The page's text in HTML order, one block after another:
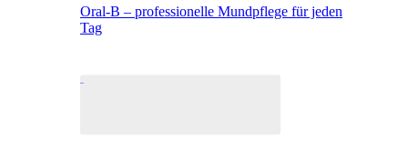
Oral-B – professionelle Mundpflege für jeden
Tag